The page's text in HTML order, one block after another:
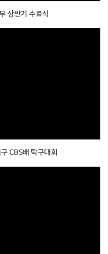
상반기 수료식
CBS배 탁구대회